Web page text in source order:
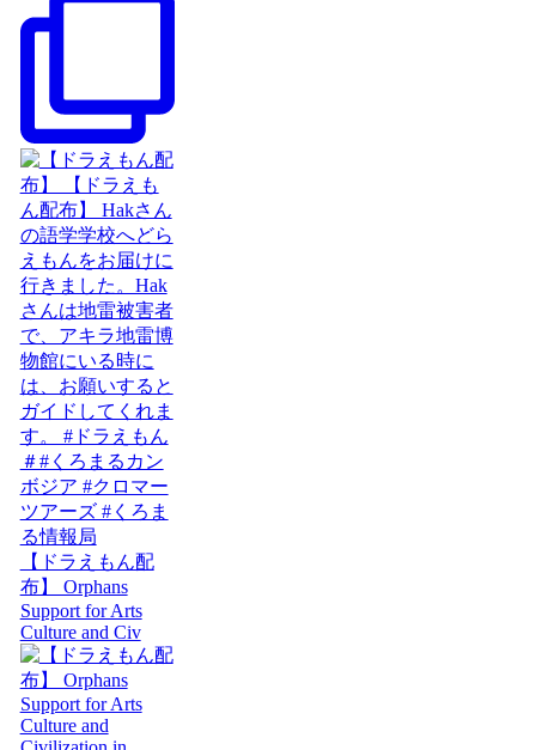
【ドラえもん配
布】 Orphans
Support for Arts
Culture and Civ